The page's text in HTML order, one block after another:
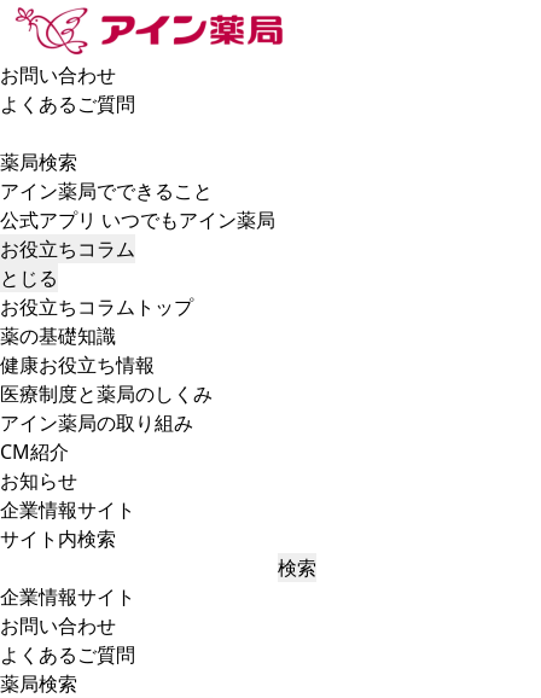
お問い合わせ
よくあるご質問
薬局検索
アイン薬局でできること
公式アプリ いつでもアイン薬局
お役立ちコラム
とじる
お役立ちコラムトップ
薬の基礎知識
健康お役立ち情報
医療制度と薬局のしくみ
アイン薬局の取り組み
CM紹介
お知らせ
企業情報サイト
サイト内検索
検索
企業情報サイト
お問い合わせ
よくあるご質問
薬局検索